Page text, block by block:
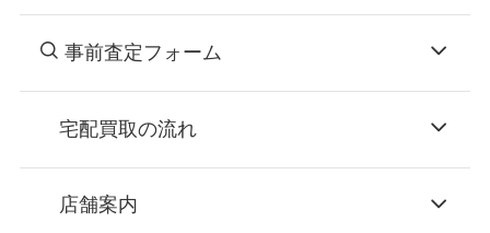
事前査定フォーム
宅配買取の流れ
お申込み
店舗案内